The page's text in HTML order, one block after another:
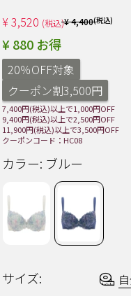
¥ 3,520 (税込)Price reduced
¥ 4,400(税込)
¥ 880 お得
20％OFF対象
クーポン割3,500円
7,400円(税込)以上で1,000円OFF
9,400円(税込)以上で2,500円OFF
11,900円(税込)以上で3,500円OFF
クーポンコード：HC08
カラー: ブルー
サイズ: